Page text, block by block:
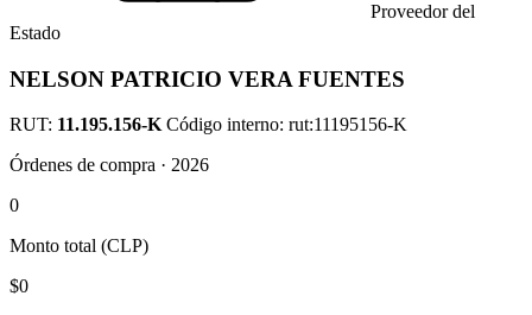
Proveedor del
Estado
NELSON PATRICIO VERA FUENTES
RUT: 11.195.156-K Código interno: rut:11195156-K
Órdenes de compra · 2026
0
Monto total (CLP)
$0